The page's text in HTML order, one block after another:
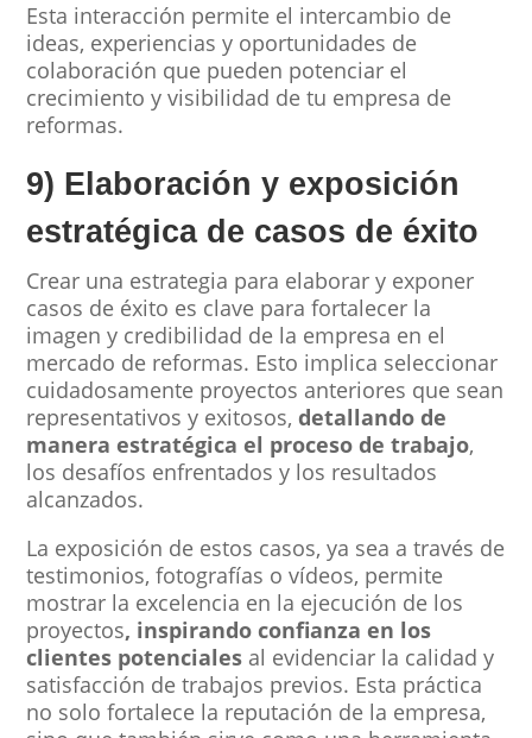
Esta interacción permite el intercambio de
ideas, experiencias y oportunidades de
colaboración que pueden potenciar el
crecimiento y visibilidad de tu empresa de
reformas.
9) Elaboración y exposición
estratégica de casos de éxito
Crear una estrategia para elaborar y exponer
casos de éxito es clave para fortalecer la
imagen y credibilidad de la empresa en el
mercado de reformas. Esto implica seleccionar
cuidadosamente proyectos anteriores que sean
representativos y exitosos, detallando de
manera estratégica el proceso de trabajo,
los desafíos enfrentados y los resultados
alcanzados.
La exposición de estos casos, ya sea a través de
testimonios, fotografías o vídeos, permite
mostrar la excelencia en la ejecución de los
proyectos, inspirando confianza en los
clientes potenciales al evidenciar la calidad y
satisfacción de trabajos previos. Esta práctica
no solo fortalece la reputación de la empresa,